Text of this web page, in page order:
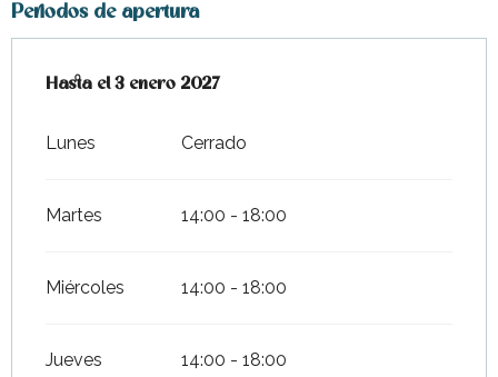
Periodos de apertura
Del13 febrero 2026al
Hasta el3 enero 2027
Lunes Cerrado
Martes 14:00 - 18:00
Miércoles 14:00 - 18:00
Jueves 14:00 - 18:00